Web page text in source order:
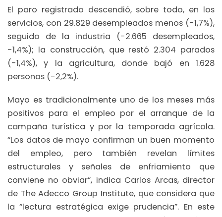
El paro registrado descendió, sobre todo, en los
servicios, con 29.829 desempleados menos (-1,7%),
seguido de la industria (-2.665 desempleados,
-1,4%); la construcción, que restó 2.304 parados
(-1,4%), y la agricultura, donde bajó en 1.628
personas (-2,2%).
Mayo es tradicionalmente uno de los meses más
positivos para el empleo por el arranque de la
campaña turística y por la temporada agrícola.
“Los datos de mayo confirman un buen momento
del empleo, pero también revelan límites
estructurales y señales de enfriamiento que
conviene no obviar”, indica Carlos Arcas, director
de The Adecco Group Institute, que considera que
la “lectura estratégica exige prudencia”. En este